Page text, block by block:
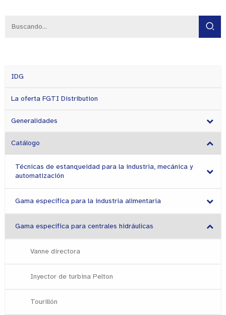
IDG
La oferta FGTI Distribution
Generalidades
Catálogo
Técnicas de estanqueidad para la industria, mecánica y
automatización
Gama específica para la industria alimentaria
Gama específica para centrales hidráulicas
Vanne directora
Inyector de turbina Pelton
Tourillón